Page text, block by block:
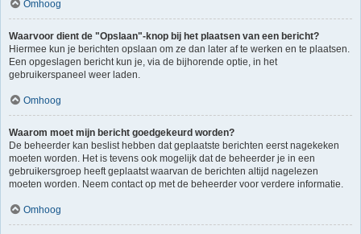
Omhoog
Waarvoor dient de "Opslaan"-knop bij het plaatsen van een bericht?
Hiermee kun je berichten opslaan om ze dan later af te werken en te plaatsen.
Een opgeslagen bericht kun je, via de bijhorende optie, in het
gebruikerspaneel weer laden.
Omhoog
Waarom moet mijn bericht goedgekeurd worden?
De beheerder kan beslist hebben dat geplaatste berichten eerst nagekeken
moeten worden. Het is tevens ook mogelijk dat de beheerder je in een
gebruikersgroep heeft geplaatst waarvan de berichten altijd nagelezen
moeten worden. Neem contact op met de beheerder voor verdere informatie.
Omhoog